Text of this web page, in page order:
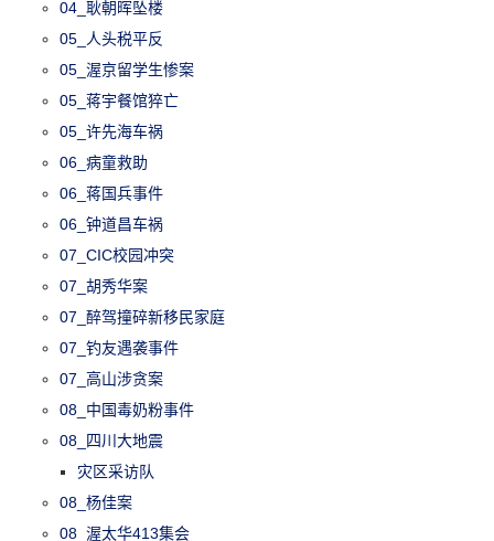
04_耿朝晖坠楼
05_人头税平反
05_渥京留学生惨案
05_蒋宇餐馆猝亡
05_许先海车祸
06_病童救助
06_蒋国兵事件
06_钟道昌车祸
07_CIC校园冲突
07_胡秀华案
07_醉驾撞碎新移民家庭
07_钓友遇袭事件
07_高山涉贪案
08_中国毒奶粉事件
08_四川大地震
灾区采访队
08_杨佳案
08_渥太华413集会